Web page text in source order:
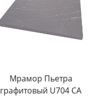
Мрамор Пьетра
графитовый U704 CA